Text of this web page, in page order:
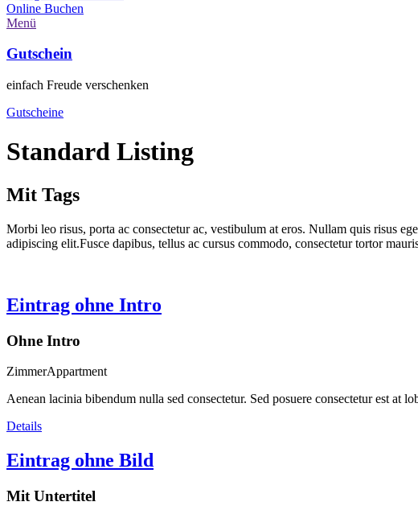
Online Buchen
Menü
Gutschein
einfach Freude verschenken
Gutscheine
Standard Listing
Mit Tags
Morbi leo risus, porta ac consectetur ac, vestibulum at eros. Nullam quis risus
adipiscing elit.Fusce dapibus, tellus ac cursus commodo, consectetur tortor
Eintrag ohne Intro
Ohne Intro
ZimmerAppartment
Aenean lacinia bibendum nulla sed consectetur. Sed posuere consectetur est
Details
Eintrag ohne Bild
Mit Untertitel